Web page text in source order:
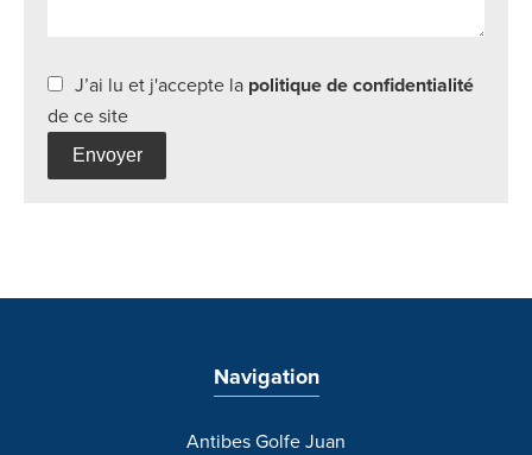
J’ai lu et j'accepte la politique de confidentialité
de ce site
Envoyer
Navigation
Antibes Golfe Juan